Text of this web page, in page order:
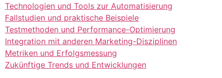
Technologien und Tools zur Automatisierung
Fallstudien und praktische Beispiele
Testmethoden und Performance-Optimierung
Integration mit anderen Marketing-Disziplinen
Metriken und Erfolgsmessung
Zukünftige Trends und Entwicklungen